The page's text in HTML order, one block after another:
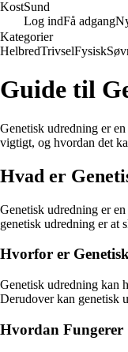
KostSund
Log indFå adgang
Kategorier
HelbredTrivselFysisk
Guide til
Genetisk udredning er
vigtigt, og hvordan det
Hvad er
Genetisk udredning er
genetisk udredning er at
Hvorfor er
Genetisk udredning kan
Derudover kan genetisk
Hvordan Fungerer